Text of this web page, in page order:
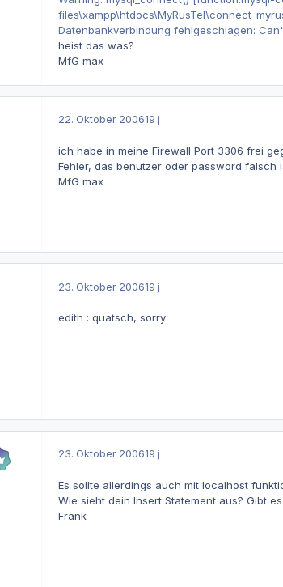
Datenbankverbindung fehlgeschlagen:
heist das was?
MfG max
22. Oktober 200619 j
ich habe in meine Firewall Port 3306 frei
Fehler, das benutzer oder password
MfG max
23. Oktober 200619 j
edith : quatsch, sorry
23. Oktober 200619 j
Es sollte allerdings auch mit localhost
Wie sieht dein Insert Statement aus? Gibt
Frank